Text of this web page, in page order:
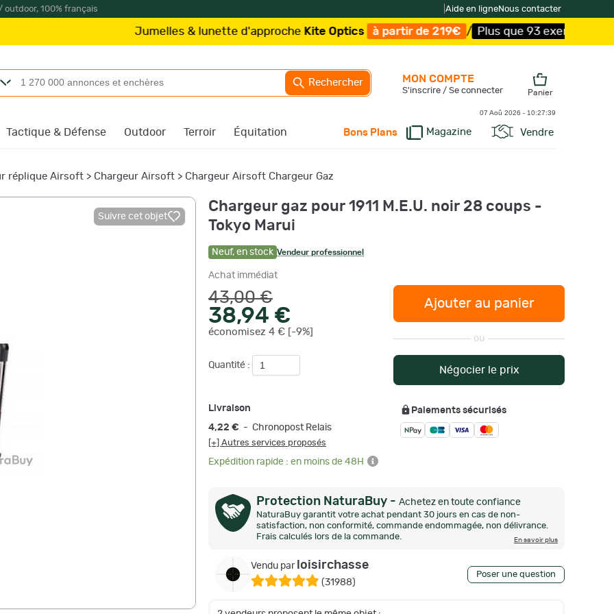
100% français Aide en ligneNous contacter
Jumelles & lunette d'approcheKite Optics à partir de 219€ / Plus que 93 exemplaires ! /
Rechercher
Tactique & Défense Outdoor Terroir Équitation Bons Plans Magazine Vendre
MON COMPTE
S'inscrire / Se connecter Panier
07 Aoû 2026 - 10:27:40
réplique Airsoft > Chargeur Airsoft > Chargeur Airsoft Chargeur Gaz
Suivre cet objet
Chargeur gaz pour 1911 M.E.U. noir 28 coups -
Tokyo Marui
Neuf, en stock Vendeur professionnel
Achat immédiat
43,00 €
38,94 €
économisez 4 € [-9%]
Quantité :
Ajouter au panier
ou
Négocier le prix
Livraison
4,22 € - Chronopost Relais
[+] Autres services proposés
Expédition rapide : en moins de 48H
Paiements sécurisés
Protection NaturaBuy - Achetez en toute confiance
NaturaBuy garantit votre achat pendant 30 jours en cas de non-
satisfaction, non conformité, commande endommagée, non délivrance.
Frais calculés lors de la commande.
En savoir plus
Vendu par loisirchasse
(31988)
Poser une question